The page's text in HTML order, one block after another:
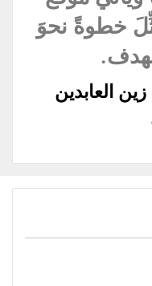
خطوةً نحوَ
العابدين